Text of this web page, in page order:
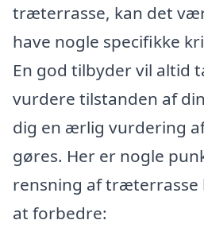
træterrasse, kan det
have nogle specifikke
En god tilbyder vil altid
vurdere tilstanden af
dig en ærlig vurdering
gøres. Her er nogle
rensning af træterrasse
at forbedre: